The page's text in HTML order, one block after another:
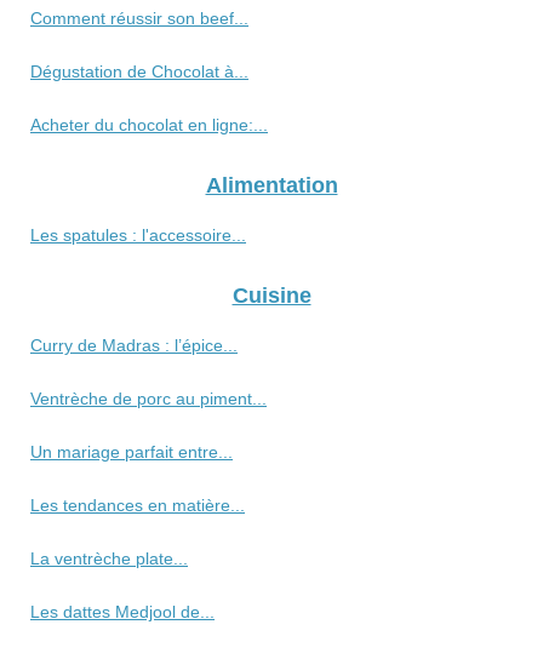
Comment réussir son beef...
Dégustation de Chocolat à...
Acheter du chocolat en ligne:...
Alimentation
Les spatules : l'accessoire...
Cuisine
Curry de Madras : l’épice...
Ventrèche de porc au piment...
Un mariage parfait entre...
Les tendances en matière...
La ventrèche plate...
Les dattes Medjool de...